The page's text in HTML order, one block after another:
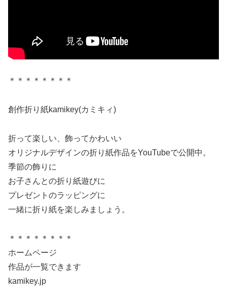
＊＊＊＊＊＊＊＊
創作折り紙kamikey(カミキィ)
折って楽しい、飾ってかわいい
オリジナルデザインの折り紙作品をYouTubeで公開中。
季節の飾りに
お子さんとの折り紙遊びに
プレゼントのラッピングに
一緒に折り紙を楽しみましょう。
＊＊＊＊＊＊＊＊
ホームページ
作品が一覧できます
kamikey.jp